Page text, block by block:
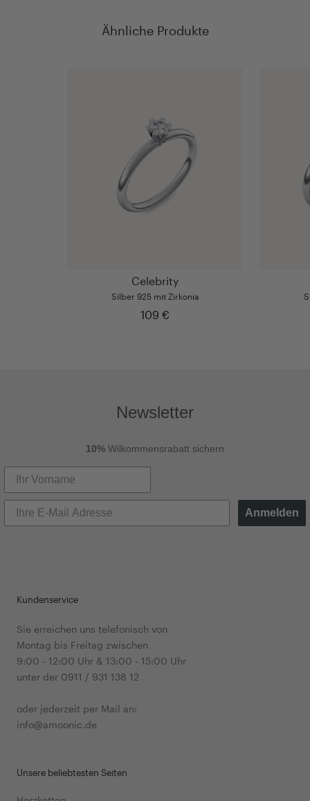
Ähnliche Produkte
Celebrity
Silber 925 mit Zirkonia
109 €
Newsletter
10% Wilkommensrabatt sichern
Anmelden
Kundenservice
Sie erreichen uns telefonisch von
Montag bis Freitag zwischen
9:00 - 12:00 Uhr & 13:00 - 15:00 Uhr
unter der 0911 / 931 138 12
oder jederzeit per Mail an:
info@amoonic.de
Unsere beliebtesten Seiten